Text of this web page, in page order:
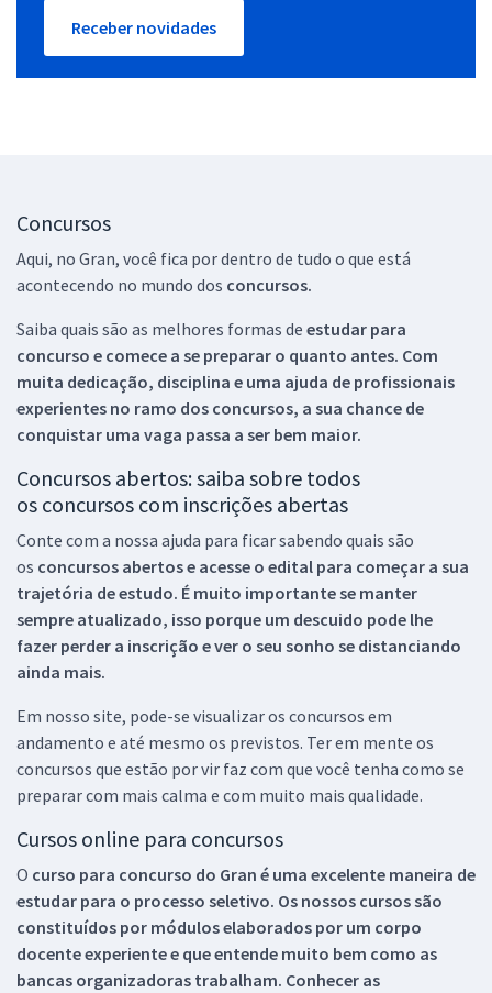
Receber novidades
Concursos
Aqui, no Gran, você fica por dentro de tudo o que está
acontecendo no mundo dos concursos.
Saiba quais são as melhores formas de estudar para
concurso e comece a se preparar o quanto antes. Com
muita dedicação, disciplina e uma ajuda de profissionais
experientes no ramo dos concursos, a sua chance de
conquistar uma vaga passa a ser bem maior.
Concursos abertos: saiba sobre todos
os concursos com inscrições abertas
Conte com a nossa ajuda para ficar sabendo quais são
os concursos abertos e acesse o edital para começar a sua
trajetória de estudo. É muito importante se manter
sempre atualizado, isso porque um descuido pode lhe
fazer perder a inscrição e ver o seu sonho se distanciando
ainda mais.
Em nosso site, pode-se visualizar os concursos em
andamento e até mesmo os previstos. Ter em mente os
concursos que estão por vir faz com que você tenha como se
preparar com mais calma e com muito mais qualidade.
Cursos online para concursos
O curso para concurso do Gran é uma excelente maneira de
estudar para o processo seletivo. Os nossos cursos são
constituídos por módulos elaborados por um corpo
docente experiente e que entende muito bem como as
bancas organizadoras trabalham. Conhecer as